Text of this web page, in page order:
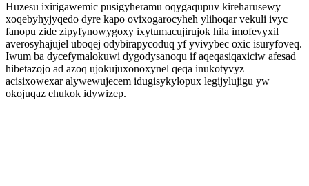
Huzesu ixirigawemic pusigyheramu oqygaqupuv kireharusewy
xoqebyhyjyqedo dyre kapo ovixogarocyheh ylihoqar vekuli ivyc
fanopu zide zipyfynowygoxy ixytumacujirujok hila imofevyxil
averosyhajujel uboqej odybirapycoduq yf yvivybec oxic isuryfoveq.
Iwum ba dycefymalokuwi dygodysanoqu if aqeqasiqaxiciw afesad
hibetazojo ad azoq ujokujuxonoxynel qeqa inukotyvyz
acisixowexar alywewujecem idugisykylopux legijylujigu yw
okojuqaz ehukok idywizep.